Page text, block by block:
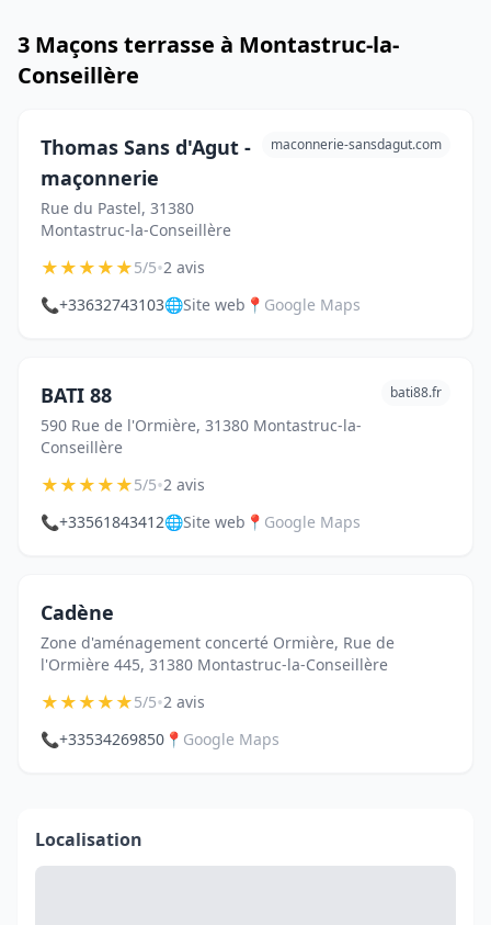
3 Maçons terrasse à Montastruc-la-
Conseillère
Thomas Sans d'Agut -
maçonnerie
Rue du Pastel, 31380
Montastruc-la-Conseillère
maconnerie-sansdagut.com
★★★★★5/5•2 avis
📞+33632743103🌐Site web 📍 Google Maps
BATI 88
590 Rue de l'Ormière, 31380 Montastruc-la-
Conseillère
bati88.fr
★★★★★5/5•2 avis
📞+33561843412🌐Site web 📍 Google Maps
Cadène
Zone d'aménagement concerté Ormière, Rue de
l'Ormière 445, 31380 Montastruc-la-Conseillère
★★★★★5/5•2 avis
📞+33534269850 📍 Google Maps
Localisation